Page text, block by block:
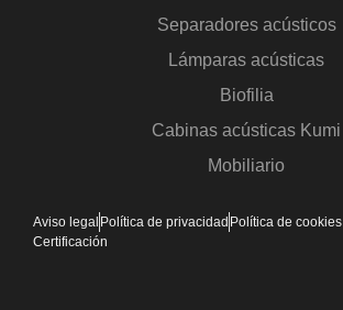
Separadores acústicos
Lámparas acústicas
Biofilia
Cabinas acústicas Kumi
Mobiliario
Aviso legal Política de privacidad Política de cookies
Certificación